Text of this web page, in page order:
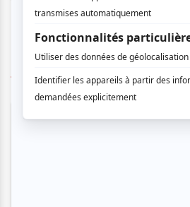
TOUTES LES OFFRES